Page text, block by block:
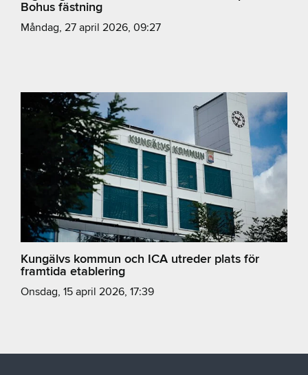
Bohus fästning
måndag, 27 april 2026, 09:27
Kungälvs kommun och ICA utreder plats för
framtida etablering
onsdag, 15 april 2026, 17:39